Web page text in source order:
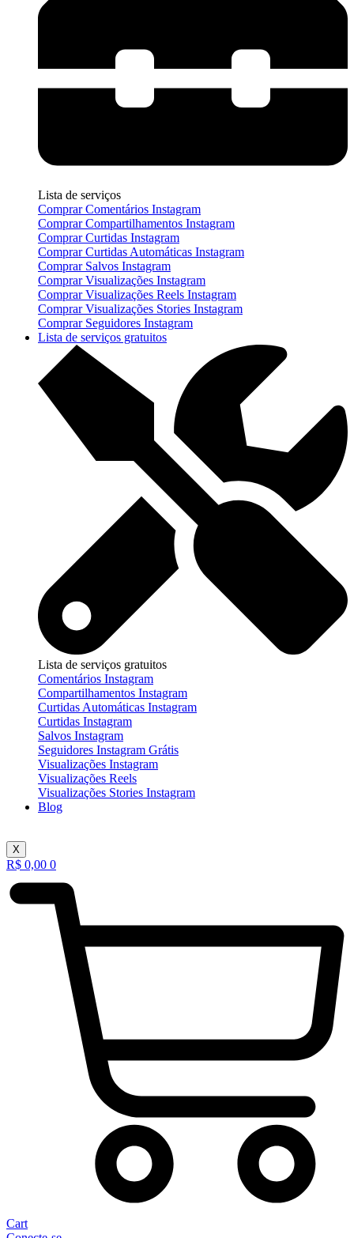
Lista de serviços
Comprar Comentários Instagram
Comprar Compartilhamentos Instagram
Comprar Curtidas Instagram
Comprar Curtidas Automáticas Instagram
Comprar Salvos Instagram
Comprar Visualizações Instagram
Comprar Visualizações Reels Instagram
Comprar Visualizações Stories Instagram
Comprar Seguidores Instagram
Lista de serviços gratuitos
Lista de serviços gratuitos
Comentários Instagram
Compartilhamentos Instagram
Curtidas Automáticas Instagram
Curtidas Instagram
Salvos Instagram
Seguidores Instagram Grátis
Visualizações Instagram
Visualizações Reels
Visualizações Stories Instagram
Blog
X
R$ 0,00 0
Cart